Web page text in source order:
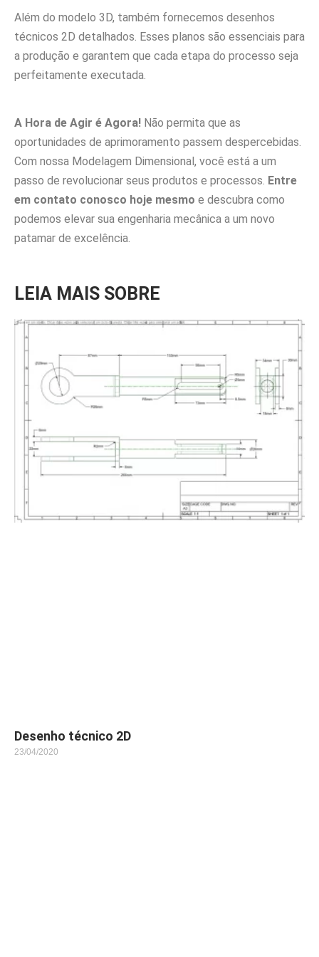
Além do modelo 3D, também fornecemos desenhos
técnicos 2D detalhados. Esses planos são essenciais para
a produção e garantem que cada etapa do processo seja
perfeitamente executada.
A Hora de Agir é Agora! Não permita que as
oportunidades de aprimoramento passem despercebidas.
Com nossa Modelagem Dimensional, você está a um
passo de revolucionar seus produtos e processos. Entre
em contato conosco hoje mesmo e descubra como
podemos elevar sua engenharia mecânica a um novo
patamar de excelência.
LEIA MAIS SOBRE
Desenho técnico 2D
23/04/2020